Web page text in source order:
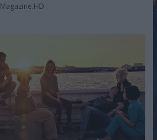
Magazine.HD